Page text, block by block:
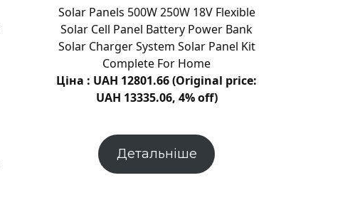
Solar Panels 500W 250W 18V Flexible
Solar Cell Panel Battery Power Bank
Solar Charger System Solar Panel Kit
Complete For Home
Ціна : UAH 12801.66 (Original price:
UAH 13335.06, 4% off)
Детальніше